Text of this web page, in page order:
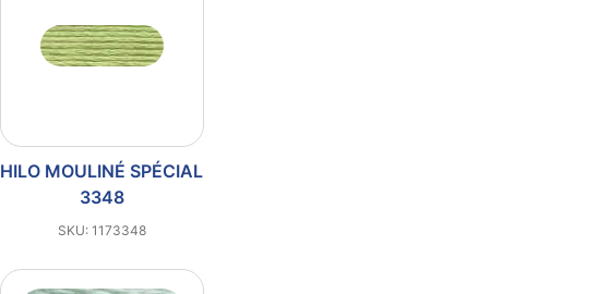
HILO MOULINÉ SPÉCIAL
3348
SKU: 1173348